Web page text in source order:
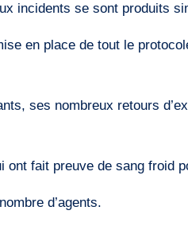
incidents se sont produits
en place de tout le
ses nombreux retours
ont fait preuve de sang froid
d’agents.